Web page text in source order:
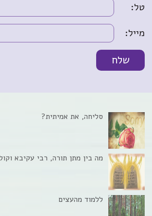
טל:
מייל:
סליחה, את אמיתית?
מה בין מתן תורה, רבי עקיבא
ללמוד מהעצים